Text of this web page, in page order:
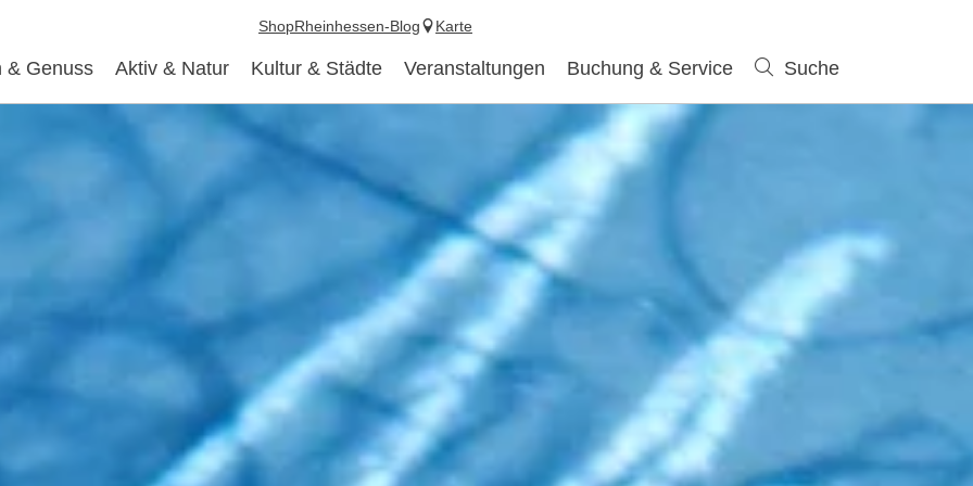
& Genuss Aktiv & Natur Kultur & Städte Veranstaltungen Buchung & Service Suche
ShopRheinhessen-Blog Karte